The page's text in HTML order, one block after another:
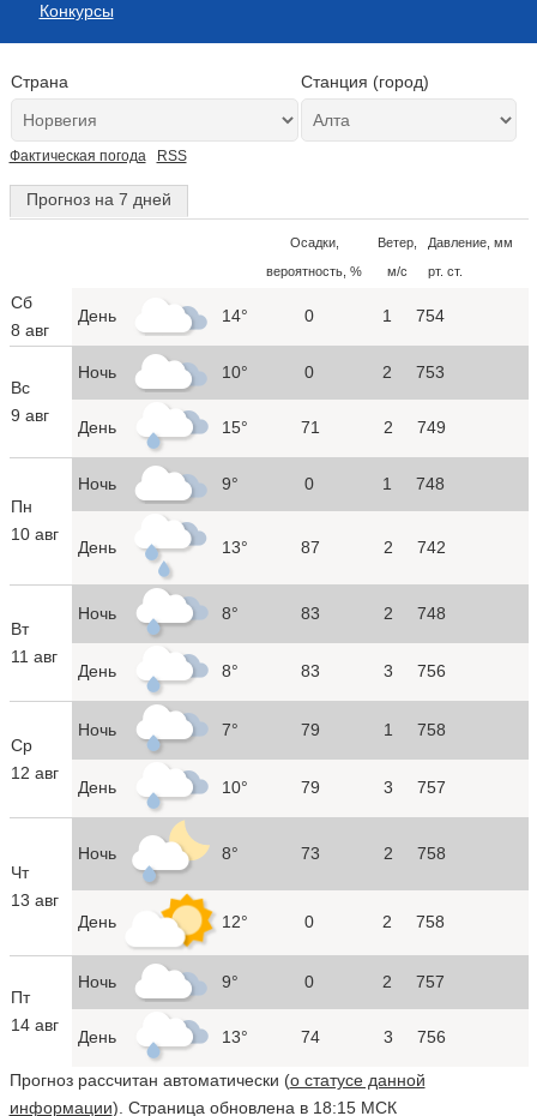
Конкурсы
Страна Станция (город)
Фактическая погода RSS
Прогноз на 7 дней
Осадки,
вероятность, %
Ветер,
м/с
Давление, мм
рт. ст.
Сб
8 авг
День 14° 0 1 754
Вс
9 авг
Ночь 10° 0 2 753
День 15° 71 2 749
Пн
10 авг
Ночь 9° 0 1 748
День 13° 87 2 742
Вт
11 авг
Ночь 8° 83 2 748
День 8° 83 3 756
Ср
12 авг
Ночь 7° 79 1 758
День 10° 79 3 757
Чт
13 авг
Ночь 8° 73 2 758
День 12° 0 2 758
Пт
14 авг
Ночь 9° 0 2 757
День 13° 74 3 756
Прогноз рассчитан автоматически (о статусе данной
информации). Страница обновлена в 18:15 МСК